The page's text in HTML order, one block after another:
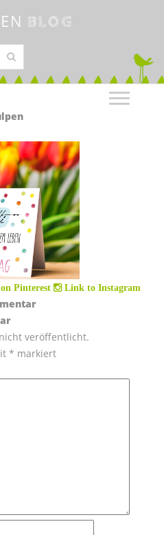
BLOG
Pinterest Link to Instagram
veröffentlicht.
* markiert